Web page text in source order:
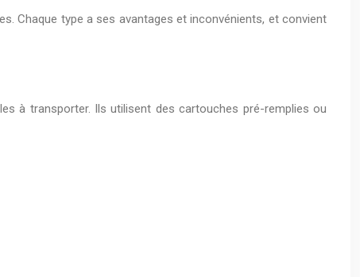
Chaque type a ses avantages et inconvénients, et convient
à transporter. Ils utilisent des cartouches pré-remplies ou